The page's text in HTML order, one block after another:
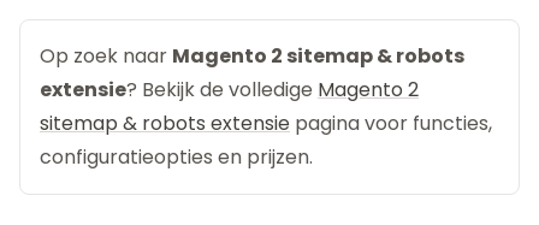
Op zoek naar Magento 2 sitemap & robots
extensie? Bekijk de volledige Magento 2
sitemap & robots extensie pagina voor functies,
configuratieopties en prijzen.